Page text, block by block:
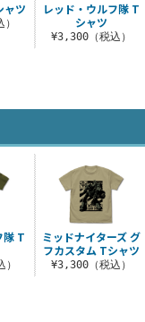
ャツ
レッド・ウルフ隊 T
シャツ
¥3,300（税込）
隊 T
ミッドナイターズ グ
フカスタム Tシャツ
¥3,300（税込）